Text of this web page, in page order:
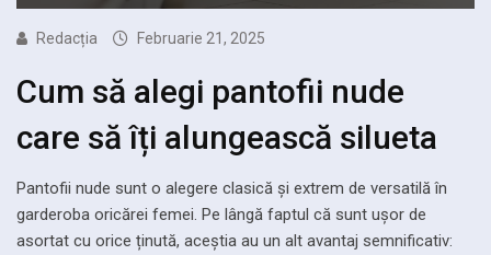
Redacția Februarie 21, 2025
Cum să alegi pantofii nude
care să îți alungească silueta
Pantofii nude sunt o alegere clasică și extrem de versatilă în
garderoba oricărei femei. Pe lângă faptul că sunt ușor de
asortat cu orice ținută, aceștia au un alt avantaj semnificativ: